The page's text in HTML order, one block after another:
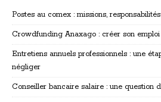
Postes au comex : missions,
Crowdfunding Anaxago : créer son emploi
Entretiens annuels professionnels : une
négliger
Conseiller bancaire salaire : une question